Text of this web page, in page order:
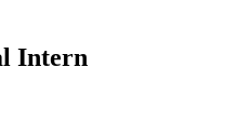
Intern